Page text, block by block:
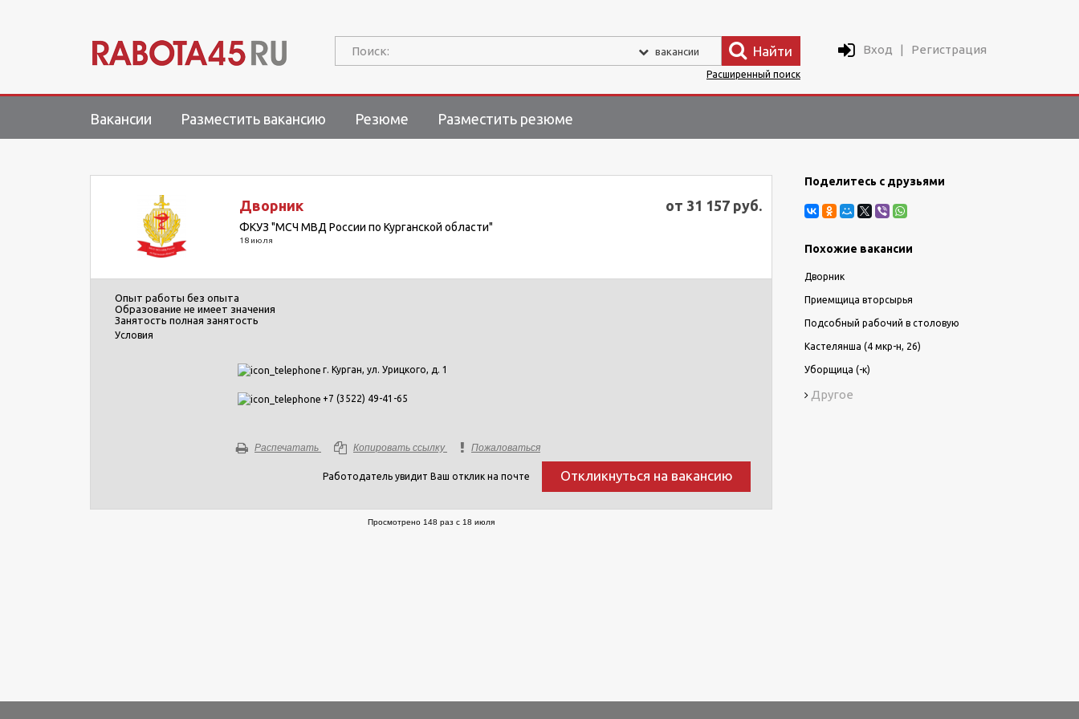
Поиск: вакансии Найти Вход | Регистрация
Расширенный поиск
Вакансии Разместить вакансию Резюме Разместить резюме
Дворник от 31 157 руб.
ФКУЗ "МСЧ МВД России по Курганской области"
18 июля
Опыт работы без опыта
Образование не имеет значения
Занятость полная занятость
Условия
г. Курган, ул. Урицкого, д. 1
+7 (3522) 49-41-65
Распечатать Копировать ссылку Пожаловаться
Работодатель увидит Ваш отклик на почте Откликнуться на вакансию
Просмотрено 148 раз с 18 июля
Поделитесь с друзьями
Похожие вакансии
Дворник
Приемщица вторсырья
Подсобный рабочий в столовую
Кастелянша (4 мкр-н, 26)
Уборщица (-к)
Другое